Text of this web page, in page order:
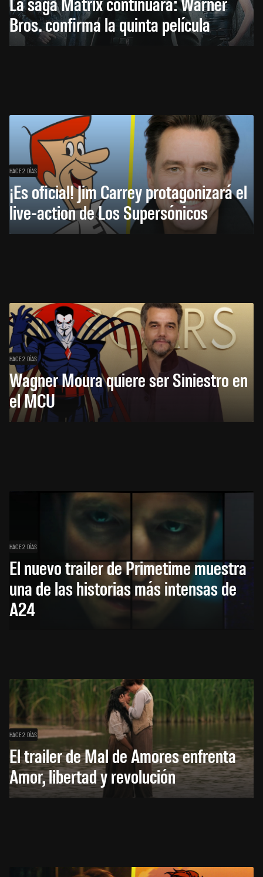
Bros. confirma la quinta película
HACE 2 DÍAS
¡Es oficial! Jim Carrey protagonizará el
live-action de Los Supersónicos
HACE 2 DÍAS
Wagner Moura quiere ser Siniestro en
el MCU
HACE 2 DÍAS
El nuevo trailer de Primetime muestra
una de las historias más intensas de
A24
HACE 2 DÍAS
El trailer de Mal de Amores enfrenta
Amor, libertad y revolución